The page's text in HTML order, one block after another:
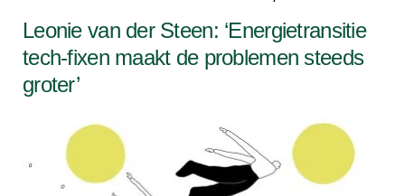
Leonie van der Steen: ‘Energietransitie
tech-fixen maakt de problemen steeds
groter’